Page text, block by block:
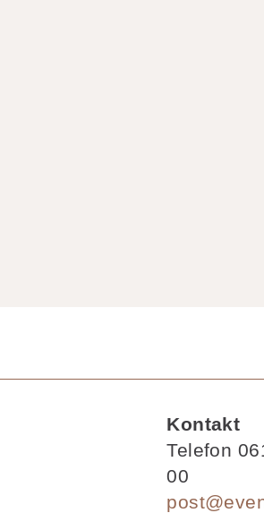
Kontakt
Telefon
00